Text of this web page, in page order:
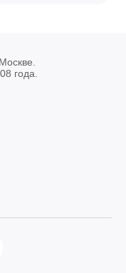
года.